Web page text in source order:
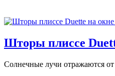
Шторы плиссе
Солнечные лучи отражаются